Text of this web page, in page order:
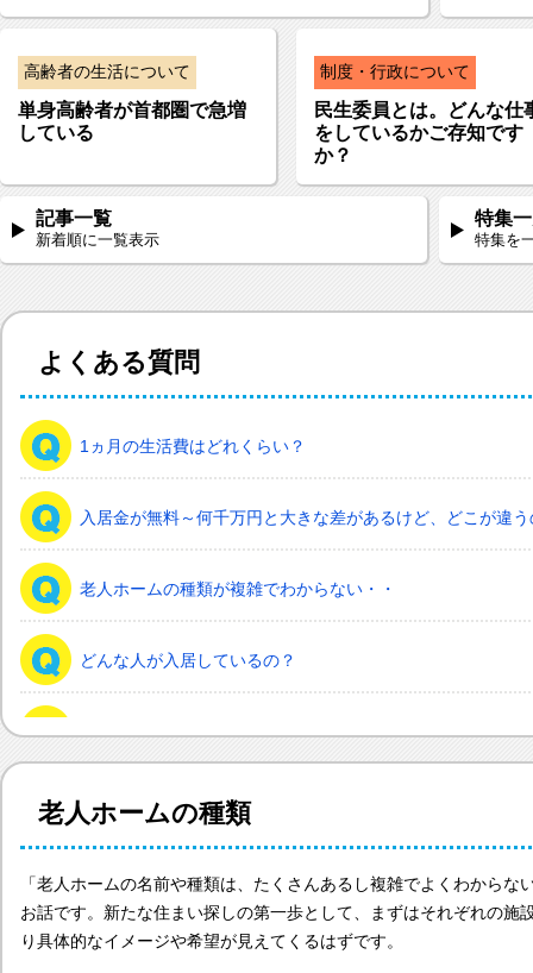
高齢者の生活について
単身高齢者が首都圏で急増
している
制度・行政について
民生委員とは。どんな仕
をしているかご存知です
か？
記事一覧
新着順に一覧表示
特集
特集を
よくある質問
1ヵ月の生活費はどれくらい？
入居金が無料～何千万円と大きな差があるけど、どこが違
老人ホームの種類が複雑でわからない・・
どんな人が入居しているの？
希望してもなかなか入れないのでは？
体調や病状が悪化しても最後まで住めますか？
認知症でも入れますか？
入居するとどんな人がサービスをしてくれるの？
老人ホームの種類
「老人ホームの名前や種類は、たくさんあるし複雑でよくわから
お話です。新たな住まい探しの第一歩として、まずはそれぞれの施
り具体的なイメージや希望が見えてくるはずです。